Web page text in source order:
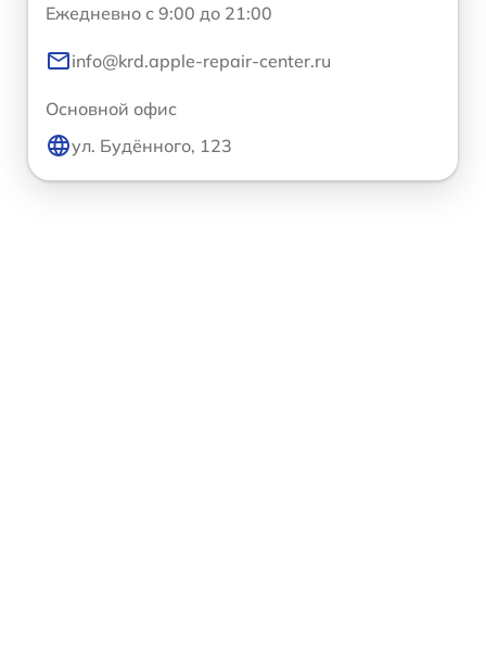
Ежедневно с 9:00 до 21:00
info@krd.apple-repair-center.ru
Основной офис
ул. Будённого, 123